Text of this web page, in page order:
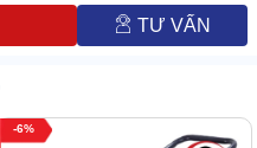
TƯ VẤN
6